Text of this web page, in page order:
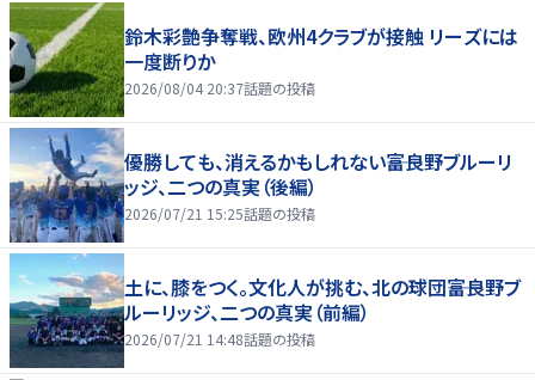
鈴木彩艶争奪戦、欧州4クラブが接触 リーズには
一度断りか
2026/08/04 20:37話題の投稿
優勝しても、消えるかもしれない――富良野ブルーリ
ッジ、二つの真実（後編）
2026/07/21 15:25話題の投稿
土に、膝をつく。文化人が挑む、北の球団――富良野ブ
ルーリッジ、二つの真実（前編）
2026/07/21 14:48話題の投稿